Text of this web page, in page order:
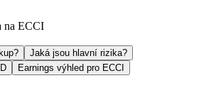
na ECCI
Jaká jsou hlavní rizika?
Earnings výhled pro ECCI